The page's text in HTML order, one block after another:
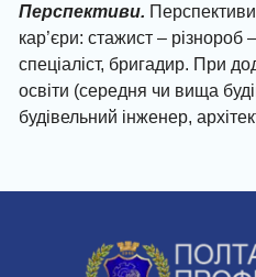
Перспективи.
кар’єри: стажист – різнороб
спеціаліст, бригадир. При
освіти (середня чи вища
будівельний інженер,